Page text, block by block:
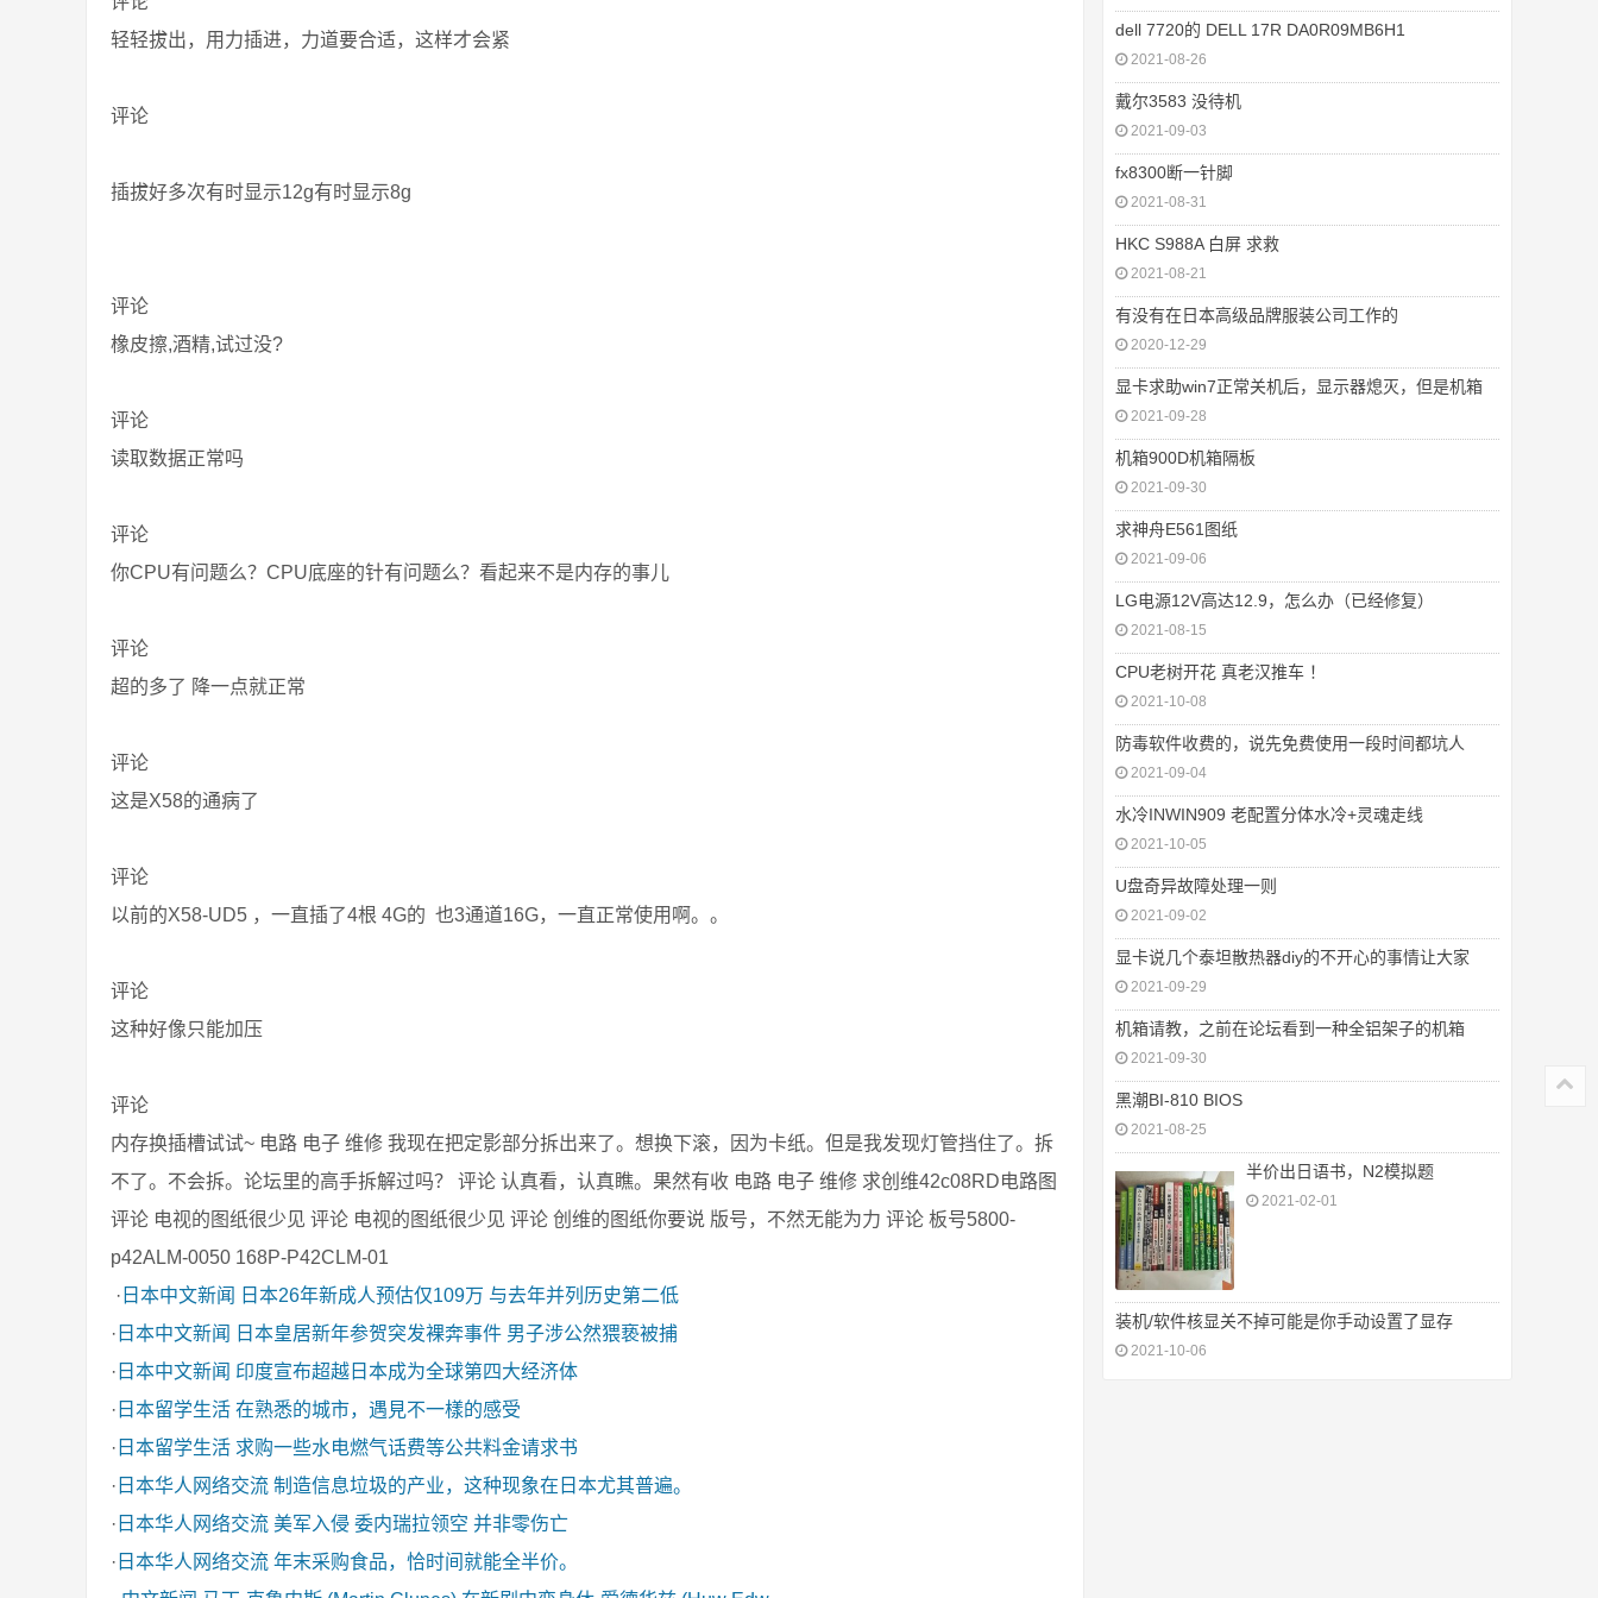
轻轻拔出，用力插进，力道要合适，这样才会紧
评论
插拔好多次有时显示12g有时显示8g
评论
橡皮擦,酒精,试过没?
评论
读取数据正常吗
评论
你CPU有问题么？CPU底座的针有问题么？看起来不是内存的事儿
评论
超的多了 降一点就正常
评论
这是X58的通病了
评论
以前的X58-UD5 ，一直插了4根 4G的 也3通道16G，一直正常使用啊。。
评论
这种好像只能加压
评论
内存换插槽试试~ 电路 电子 维修 我现在把定影部分拆出来了。想换下滚，因为卡纸。但是我发现灯管挡住了。拆
不了。不会拆。论坛里的高手拆解过吗？ 评论 认真看，认真瞧。果然有收 电路 电子 维修 求创维42c08RD电路图
评论 电视的图纸很少见 评论 电视的图纸很少见 评论 创维的图纸你要说 版号，不然无能为力 评论 板号5800-
p42ALM-0050 168P-P42CLM-01
· 日本中文新闻
日本26年新成人预估仅109万 与去年并列历史第二低
· 日本中文新闻
日本皇居新年参贺突发裸奔事件 男子涉公然猥亵被捕
· 日本中文新闻 印度宣布超越日本成为全球第四大经济体
· 日本留学生活 在熟悉的城市，遇見不一樣的感受
· 日本留学生活 求购一些水电燃气话费等公共料金请求书
· 日本华人网络交流 制造信息垃圾的产业，这种现象在日本尤其普遍。
· 日本华人网络交流 美军入侵 委内瑞拉领空 并非零伤亡
· 日本华人网络交流 年末采购食品，恰时间就能全半价。
dell 7720的 DELL 17R DA0R09MB6H1
2021-08-26
戴尔3583 没待机
2021-09-03
fx8300断一针脚
2021-08-31
HKC S988A 白屏 求救
2021-08-21
有没有在日本高级品牌服装公司工作的
2020-12-29
显卡求助win7正常关机后，显示器熄灭，但是机箱
2021-09-28
机箱900D机箱隔板
2021-09-30
求神舟E561图纸
2021-09-06
LG电源12V高达12.9，怎么办（已经修复）
2021-08-15
CPU老树开花 真老汉推车 ！
2021-10-08
防毒软件收费的，说先免费使用一段时间都坑人
2021-09-04
水冷INWIN909 老配置分体水冷+灵魂走线
2021-10-05
U盘奇异故障处理一则
2021-09-02
显卡说几个泰坦散热器diy的不开心的事情让大家
2021-09-29
机箱请教，之前在论坛看到一种全铝架子的机箱
2021-09-30
黑潮BI-810 BIOS
2021-08-25
半价出日语书，N2模拟题
2021-02-01
装机/软件核显关不掉可能是你手动设置了显存
2021-10-06